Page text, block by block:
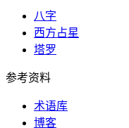
八字
西方占星
塔罗
参考资料
术语库
博客